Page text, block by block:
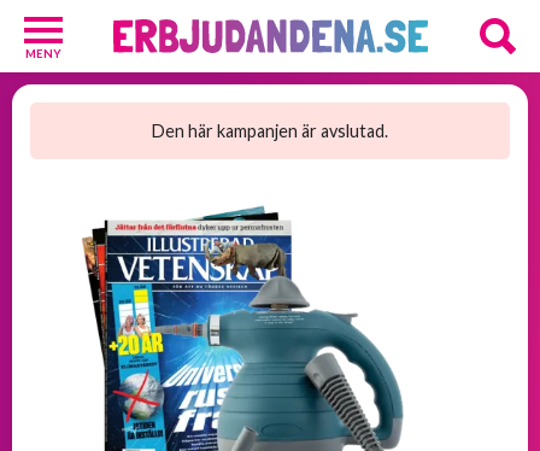
MENY
Den här kampanjen är avslutad.
Barn
Skönhet
Kosttillskott
Underkläder